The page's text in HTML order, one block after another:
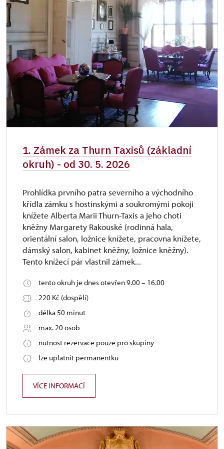
Průkaz Náš člověk (pouze držitel)
zdarma
Roční permanentka NPÚ
zdarma
1. Zámek za Thurn Taxisů (základní
okruh) - od 30. 5. 2026
Prohlídka prvního patra severního a východního
křídla zámku s hostinskými a soukromými pokoji
knížete Alberta Marii Thurn-Taxis a jeho choti
kněžny Margarety Rakouské (rodinná hala,
orientální salon, ložnice knížete, pracovna knížete,
dámský salon, kabinet kněžny, ložnice kněžny).
Tento knížecí pár vlastnil zámek...
tento okruh je dnes otevřen 9.00 – 16.00
220 Kč (dospělí)
délka 50 minut
max. 20 osob
nutnost rezervace pouze pro skupiny
lze uplatnit permanentku
VÍCE INFORMACÍ